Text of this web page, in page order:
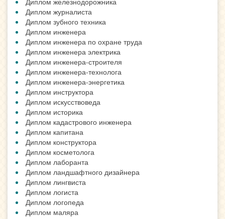
Диплом журналиста
Диплом зубного техника
Диплом инженера
Диплом инженера по охране труда
Диплом инженера электрика
Диплом инженера-строителя
Диплом инженера-технолога
Диплом инженера-энергетика
Диплом инструктора
Диплом искусствоведа
Диплом историка
Диплом кадастрового инженера
Диплом капитана
Диплом конструктора
Диплом косметолога
Диплом лаборанта
Диплом ландшафтного дизайнера
Диплом лингвиста
Диплом логиста
Диплом логопеда
Диплом маляра